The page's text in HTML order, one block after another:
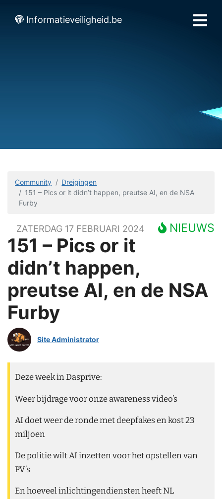
Informatieveiligheid.be
Community
Dreigingen
151 – Pics or it didn’t happen, preutse AI, en de NSA
Furby
NIEUWS
ZATERDAG 17 FEBRUARI 2024
151 – Pics or it
didn’t happen,
preutse AI, en de NSA
Furby
Site Administrator
Deze week in Dasprive:
Weer bijdrage voor onze awareness video’s
AI doet weer de ronde met deepfakes en kost 23
miljoen
De politie wilt AI inzetten voor het opstellen van
PV’s
En hoeveel inlichtingendiensten heeft NL